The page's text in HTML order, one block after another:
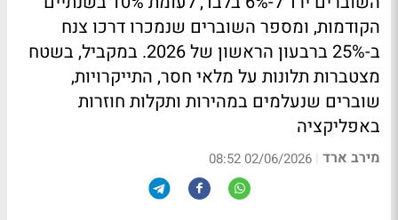
הקודמות, ומספר השוברים שנמכרו דרכו צנח
ב-25% ברבעון הראשון של 2026. במקביל, בשטח
מצטברות תלונות על מלאי חסר, התייקרויות,
שוברים שנעלמים במהירות ותקלות חוזרות
באפליקציה
מירב ארד |
02/06/2026 08:52